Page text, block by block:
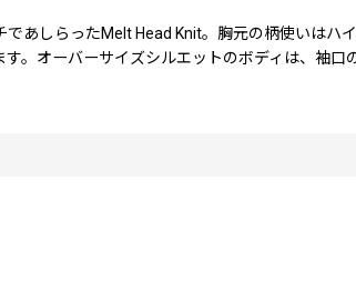
あしらったMelt Head Knit。胸元の柄使いはハ
。オーバーサイズシルエットのボディは、袖